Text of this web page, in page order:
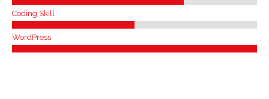
Coding Skill
WordPress